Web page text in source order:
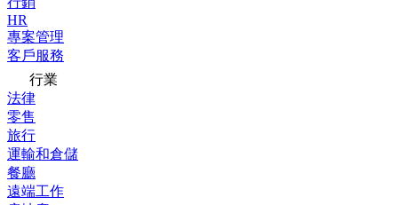
HR
專案管理
客戶服務
行業
法律
零售
旅行
運輸和倉儲
餐廳
遠端工作